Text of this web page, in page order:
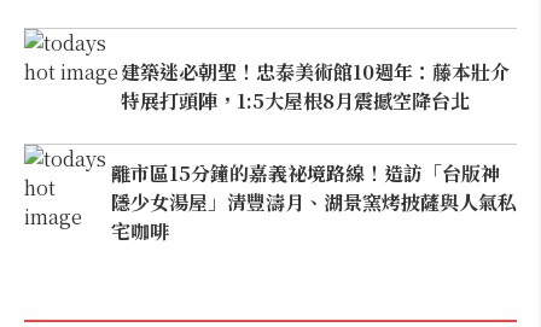
建築迷必朝聖！忠泰美術館10週年：藤本壯介
特展打頭陣，1:5大屋根8月震撼空降台北
離市區15分鐘的嘉義祕境路線！造訪「台版神
隱少女湯屋」清豐濤月、湖景窯烤披薩與人氣私
宅咖啡